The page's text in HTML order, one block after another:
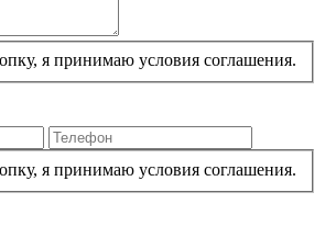
я принимаю условия соглашения.
я принимаю условия соглашения.